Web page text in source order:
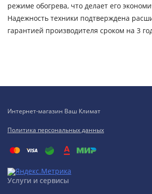
режиме обогрева, что делает его
Надежность техники подтверждена
гарантией производителя сроком на 3
Интернет-магазин Ваш Климат
Политика персональных данных
Услуги и сервисы